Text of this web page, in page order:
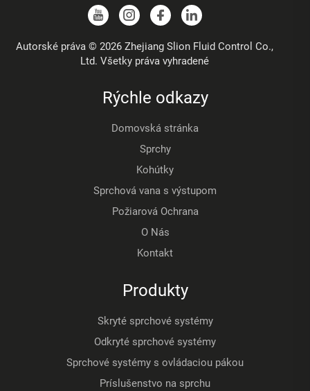
Autorské práva © 2026 Zhejiang Slion Fluid Control Co.,
Ltd. Všetky práva vyhradené
Rýchle odkazy
Domovská stránka
Sprchy
Kohútky
Sprchová vana s výstupom
Požiarová Ochrana
O Nás
Kontakt
Produkty
Skryté sprchové systémy
Odkryté sprchové systémy
Sprchové systémy s ovládaciou pákou
Príslušenstvo na sprchu